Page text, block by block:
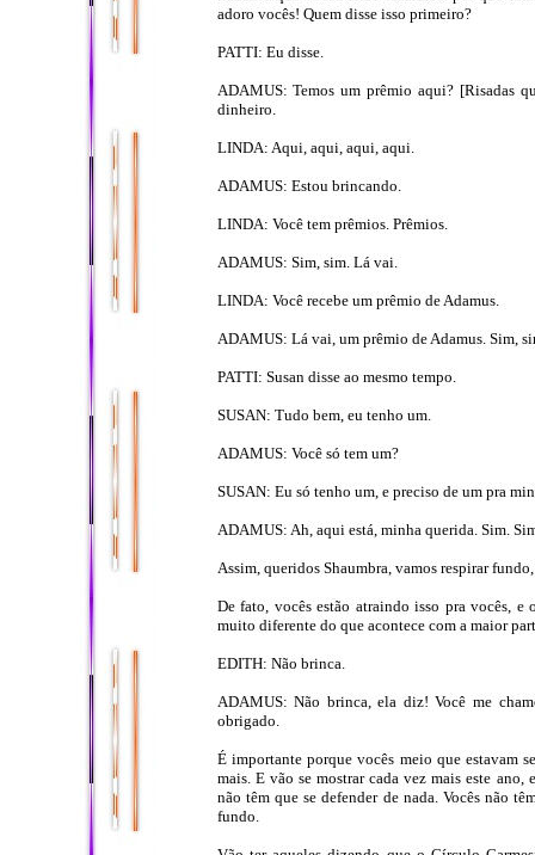
adoro vocês! Quem disse isso primeiro?
PATTI: Eu disse.
ADAMUS: Temos um prêmio aqui? [Risadas
dinheiro.
LINDA: Aqui, aqui, aqui, aqui.
ADAMUS: Estou brincando.
LINDA: Você tem prêmios. Prêmios.
ADAMUS: Sim, sim. Lá vai.
LINDA: Você recebe um prêmio de Adamus.
ADAMUS: Lá vai, um prêmio de Adamus. Sim,
PATTI: Susan disse ao mesmo tempo.
SUSAN: Tudo bem, eu tenho um.
ADAMUS: Você só tem um?
SUSAN: Eu só tenho um, e preciso de um pra
ADAMUS: Ah, aqui está, minha querida. Sim.
Assim, queridos Shaumbra, vamos respirar
De fato, vocês estão atraindo isso pra vocês, e
muito diferente do que acontece com a maior
EDITH: Não brinca.
ADAMUS: Não brinca, ela diz! Você me
obrigado.
É importante porque vocês meio que estavam
mais. E vão se mostrar cada vez mais este
não têm que se defender de nada. Vocês não
fundo.